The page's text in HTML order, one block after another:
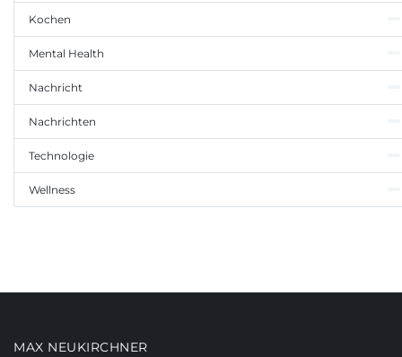
Kochen
Mental Health
Nachricht
Nachrichten
Technologie
Wellness
MAX NEUKIRCHNER